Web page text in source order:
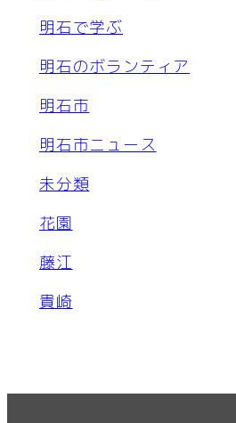
明石で学ぶ
明石のボランティア
明石市
明石市ニュース
未分類
花園
藤江
貴崎